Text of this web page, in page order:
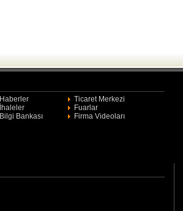
Haberler
Ticaret Merkezi
İhaleler
Fuarlar
Bilgi Bankası
Firma Videoları